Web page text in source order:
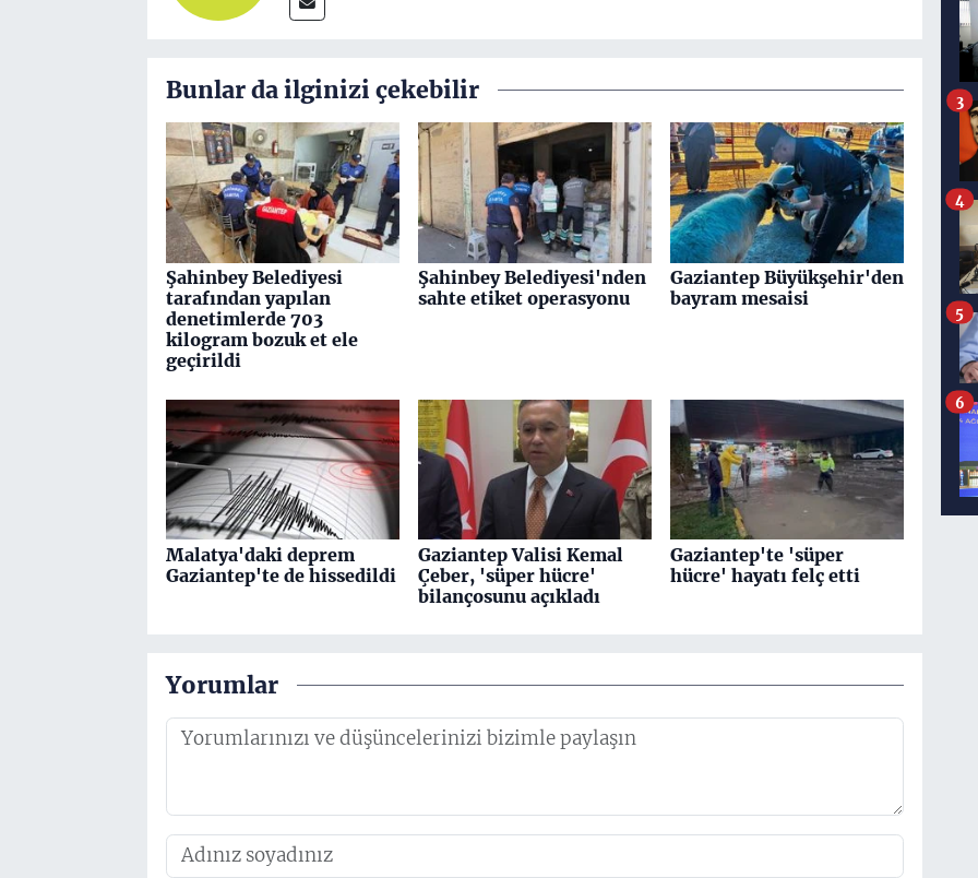
Bunlar da ilginizi çekebilir
Şahinbey Belediyesi
tarafından yapılan
denetimlerde 703
kilogram bozuk et ele
geçirildi
Şahinbey Belediyesi'nden
sahte etiket operasyonu
Gaziantep Büyükşehir'den
bayram mesaisi
Malatya'daki deprem
Gaziantep'te de hissedildi
Gaziantep Valisi Kemal
Çeber, 'süper hücre'
bilançosunu açıkladı
Gaziantep'te 'süper
hücre' hayatı felç etti
Yorumlar
3
4
5
6